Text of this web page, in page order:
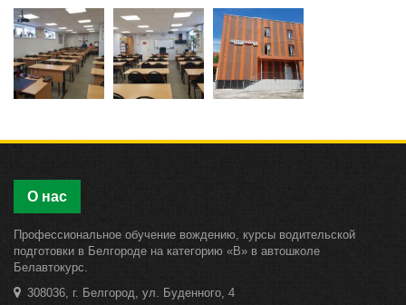
О нас
Профессиональное обучение вождению, курсы водительской
подготовки в Белгороде на категорию «B» в автошколе
Белавтокурс.
308036, г. Белгород, ул. Буденного, 4